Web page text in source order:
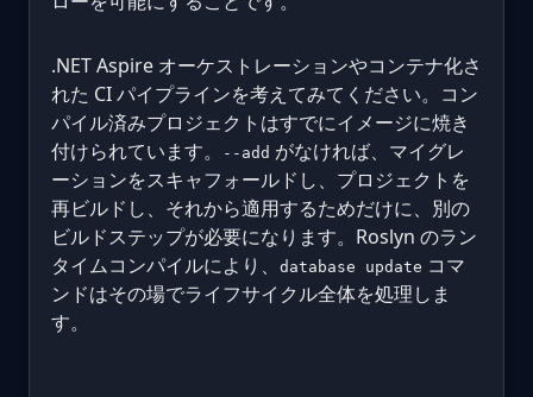
.NET Aspire オーケストレーションやコンテナ化さ
れた CI パイプラインを考えてみてください。コン
パイル済みプロジェクトはすでにイメージに焼き
付けられています。
--add がなければ、マイグレ
ーションをスキャフォールドし、プロジェクトを
再ビルドし、それから適用するためだけに、別の
ビルドステップが必要になります。Roslyn のラン
タイムコンパイルにより、
database update コマ
ンドはその場でライフサイクル全体を処理しま
す。